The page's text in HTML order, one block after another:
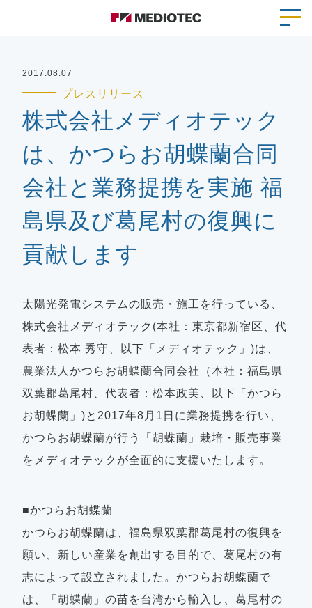
2017.08.07
プレスリリース
株式会社メディオテック
は、かつらお胡蝶蘭合同
会社と業務提携を実施 福
島県及び葛尾村の復興に
貢献します
太陽光発電システムの販売・施工を行っている、
株式会社メディオテック(本社：東京都新宿区、代
表者：松本 秀守、以下「メディオテック」)は、
農業法人かつらお胡蝶蘭合同会社（本社：福島県
双葉郡葛尾村、代表者：松本政美、以下「かつら
お胡蝶蘭」)と2017年8月1日に業務提携を行い、
かつらお胡蝶蘭が行う「胡蝶蘭」栽培・販売事業
をメディオテックが全面的に支援いたします。
■かつらお胡蝶蘭
かつらお胡蝶蘭は、福島県双葉郡葛尾村の復興を
願い、新しい産業を創出する目的で、葛尾村の有
志によって設立されました。かつらお胡蝶蘭で
は、「胡蝶蘭」の苗を台湾から輸入し、葛尾村の